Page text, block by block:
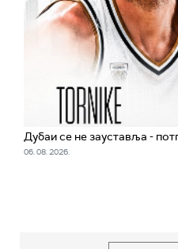
Дубаи се не зауставља -
06. 08. 2026.